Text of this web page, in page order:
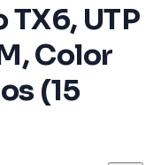
TX6, UTP
Color
(15